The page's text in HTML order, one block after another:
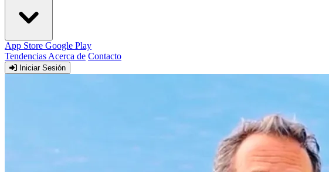
App Store Google Play
Tendencias Acerca de Contacto
Iniciar Sesión